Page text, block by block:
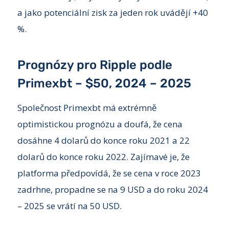
a jako potenciální zisk za jeden rok uvádějí +40
%.
Prognózy pro Ripple podle
Primexbt – $50, 2024 – 2025
Společnost Primexbt má extrémně
optimistickou prognózu a doufá, že cena
dosáhne 4 dolarů do konce roku 2021 a 22
dolarů do konce roku 2022. Zajímavé je, že
platforma předpovídá, že se cena v roce 2023
zadrhne, propadne se na 9 USD a do roku 2024
– 2025 se vrátí na 50 USD.